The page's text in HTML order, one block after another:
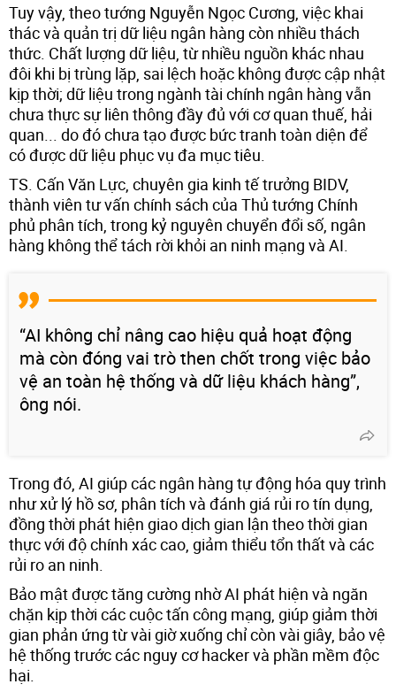
Tuy vậy, theo tướng Nguyễn Ngọc Cương, việc khai
thác và quản trị dữ liệu ngân hàng còn nhiều thách
thức. Chất lượng dữ liệu, từ nhiều nguồn khác nhau
đôi khi bị trùng lặp, sai lệch hoặc không được cập nhật
kịp thời; dữ liệu trong ngành tài chính ngân hàng vẫn
chưa thực sự liên thông đầy đủ với cơ quan thuế, hải
quan... do đó chưa tạo được bức tranh toàn diện để
có được dữ liệu phục vụ đa mục tiêu.
TS. Cấn Văn Lực, chuyên gia kinh tế trưởng BIDV,
thành viên tư vấn chính sách của Thủ tướng Chính
phủ phân tích, trong kỷ nguyên chuyển đổi số, ngân
hàng không thể tách rời khỏi an ninh mạng và AI.
“AI không chỉ nâng cao hiệu quả hoạt động
mà còn đóng vai trò then chốt trong việc bảo
vệ an toàn hệ thống và dữ liệu khách hàng”,
ông nói.
Trong đó, AI giúp các ngân hàng tự động hóa quy trình
như xử lý hồ sơ, phân tích và đánh giá rủi ro tín dụng,
đồng thời phát hiện giao dịch gian lận theo thời gian
thực với độ chính xác cao, giảm thiểu tổn thất và các
rủi ro an ninh.
Bảo mật được tăng cường nhờ AI phát hiện và ngăn
chặn kịp thời các cuộc tấn công mạng, giúp giảm thời
gian phản ứng từ vài giờ xuống chỉ còn vài giây, bảo vệ
hệ thống trước các nguy cơ hacker và phần mềm độc
hại.